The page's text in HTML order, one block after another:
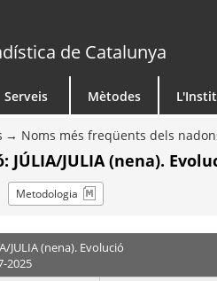
de Catalunya
Serveis Mètodes
Noms més freqüents dels
JÚLIA/JULIA (nena).
Metodologia
JULIA (nena). Evolució
2025